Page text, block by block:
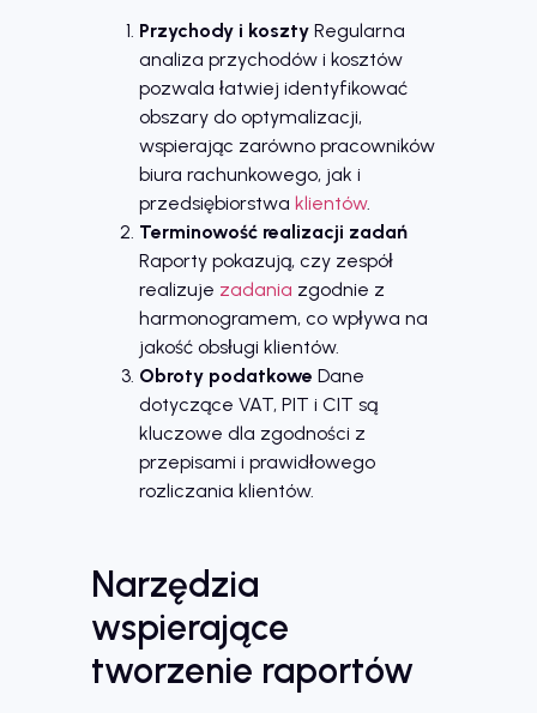
Przychody i koszty Regularna
analiza przychodów i kosztów
pozwala łatwiej identyfikować
obszary do optymalizacji,
wspierając zarówno pracowników
biura rachunkowego, jak i
przedsiębiorstwa klientów.
Terminowość realizacji zadań
Raporty pokazują, czy zespół
realizuje zadania zgodnie z
harmonogramem, co wpływa na
jakość obsługi klientów.
Obroty podatkowe Dane
dotyczące VAT, PIT i CIT są
kluczowe dla zgodności z
przepisami i prawidłowego
rozliczania klientów.
Narzędzia
wspierające
tworzenie raportów